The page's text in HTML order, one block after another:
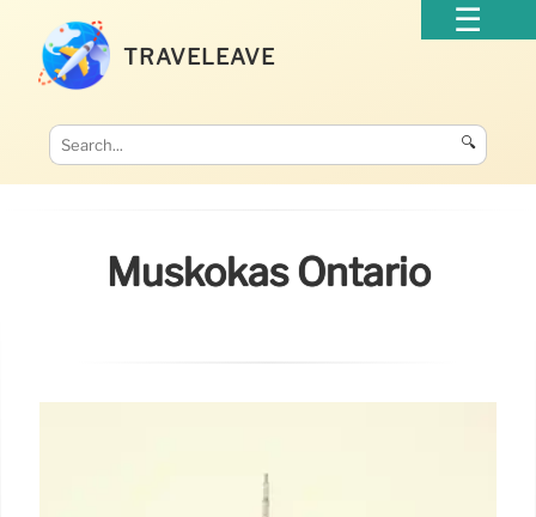
TRAVELEAVE
🔍
Muskokas Ontario